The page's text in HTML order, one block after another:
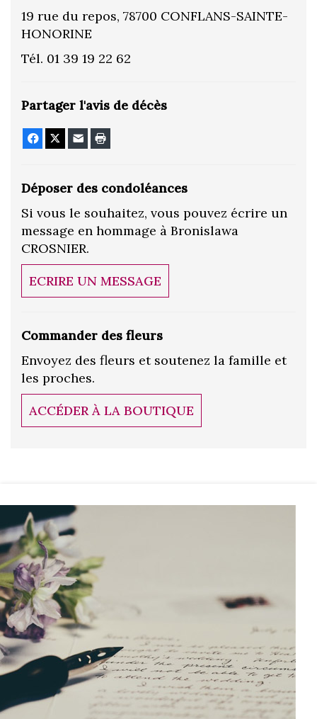
19 rue du repos, 78700 CONFLANS-SAINTE-
HONORINE
Tél. 01 39 19 22 62
Partager l'avis de décès
Facebook E-mail
Déposer des condoléances
Si vous le souhaitez, vous pouvez écrire un
message en hommage à Bronislawa
CROSNIER.
ECRIRE UN MESSAGE
Commander des fleurs
Envoyez des fleurs et soutenez la famille et
les proches.
ACCÉDER À LA BOUTIQUE